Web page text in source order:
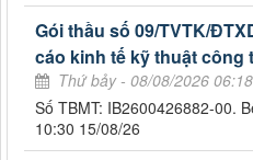
Gói thầu số 09/TVTK/
cáo kinh tế kỹ thuật công
Thứ bảy - 08/08/2026 06:18
Số TBMT: IB2600426882-00.
10:30 15/08/26